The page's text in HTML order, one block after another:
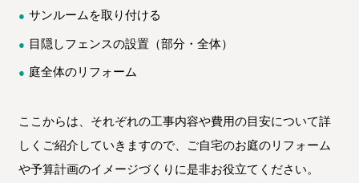
サンルームを取り付ける
目隠しフェンスの設置（部分・全体）
庭全体のリフォーム
ここからは、それぞれの工事内容や費用の目安について詳
しくご紹介していきますので、ご自宅のお庭のリフォーム
や予算計画のイメージづくりに是非お役立てください。